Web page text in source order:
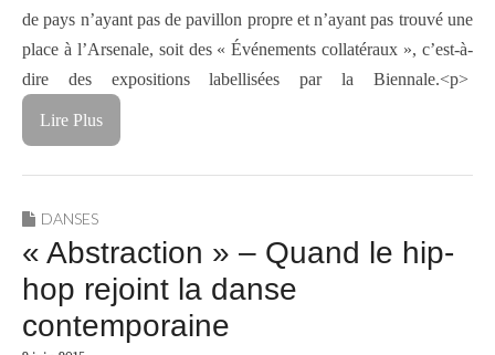
de pays n’ayant pas de pavillon propre et n’ayant pas trouvé une
place à l’Arsenale, soit des « Événements collatéraux », c’est-à-
dire des expositions labellisées par la Biennale.<p>
Lire Plus
DANSES
« Abstraction » – Quand le hip-
hop rejoint la danse
contemporaine